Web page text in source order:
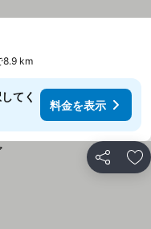
8.9 km
てく
料金を表示
シェア お